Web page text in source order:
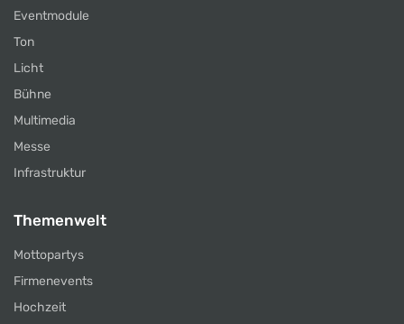
Eventmodule
Ton
Licht
Bühne
Multimedia
Messe
Infrastruktur
Themenwelt
Mottopartys
Firmenevents
Hochzeit